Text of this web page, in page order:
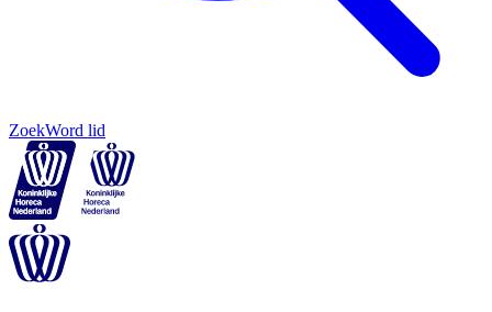
ZoekWord lid